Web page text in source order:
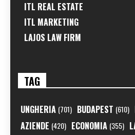
ITL REAL ESTATE
ITL MARKETING
LAJOS LAW FIRM
TAG
UNGHERIA (701) BUDAPEST (610)
AZIENDE (420) ECONOMIA (355)